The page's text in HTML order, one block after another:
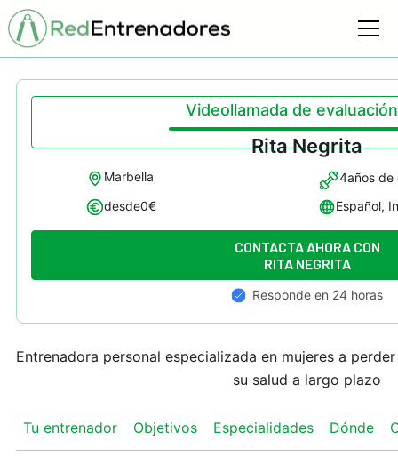
Entrenadora personal especializada en mujeres a
su salud a largo plazo
Tu entrenador Objetivos Especialidades Dónde
Videollamada de
Rita Negrita
Marbella
desde0€
4años de
Español,
CONTACTA AHORA CON
RITA NEGRITA
Responde en 24 horas